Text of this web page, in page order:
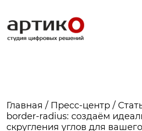
Главная / Пресс-центр /
border-radius: создаём
скругления углов для